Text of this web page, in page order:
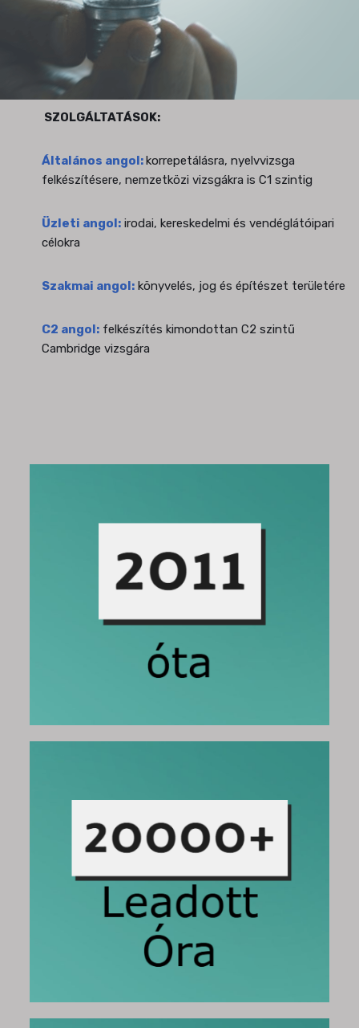
SZOLGÁLTATÁSOK:
Általános angol:korrepetálásra, nyelvvizsga
felkészítésere, nemzetközi vizsgákra is C1 szintig
Üzleti angol: irodai, kereskedelmi és vendéglátóipari
célokra
Szakmai angol: könyvelés, jog és építészet területére
C2 angol: felkészítés kimondottan C2 szintű
Cambridge vizsgára